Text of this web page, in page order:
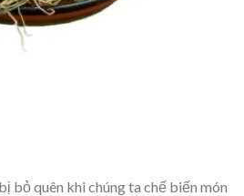
bỏ quên khi chúng ta chế biến món